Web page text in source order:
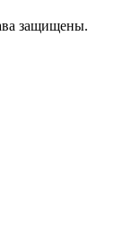
защищены.